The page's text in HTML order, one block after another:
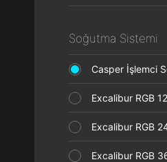
Soğutma Sistemi
Casper İşlemci
Excalibur RGB
Excalibur RGB
Excalibur RGB